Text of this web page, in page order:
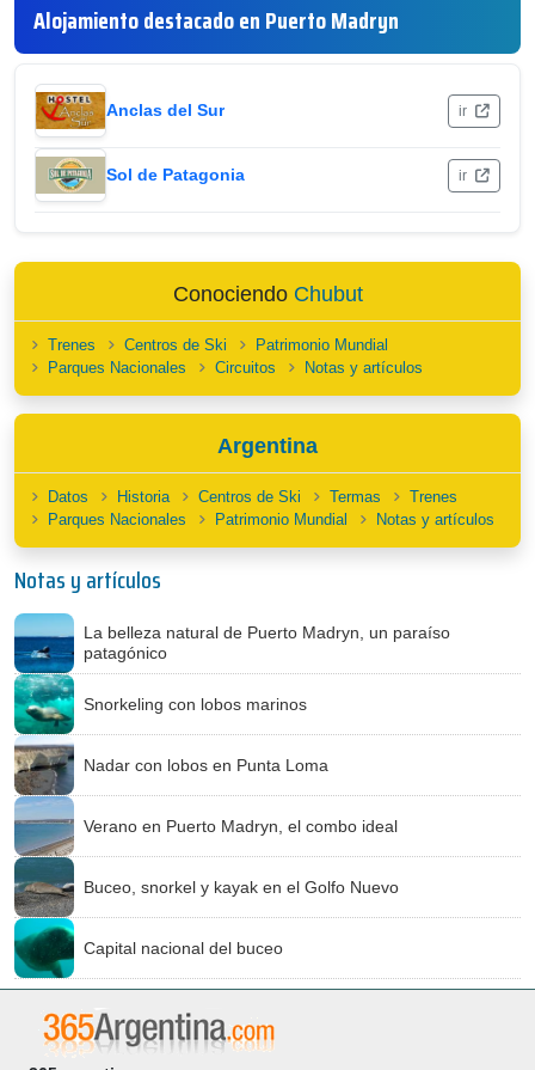
Alojamiento destacado en Puerto Madryn
Anclas del Sur ir
Sol de Patagonia ir
Conociendo Chubut
Trenes Centros de Ski
Patrimonio Mundial
Parques Nacionales
Circuitos Notas y artículos
Argentina
Datos Historia Centros de Ski Termas
Trenes
Parques Nacionales
Patrimonio Mundial Notas y artículos
Notas y artículos
La belleza natural de Puerto Madryn, un paraíso
patagónico
Snorkeling con lobos marinos
Nadar con lobos en Punta Loma
Verano en Puerto Madryn, el combo ideal
Buceo, snorkel y kayak en el Golfo Nuevo
Capital nacional del buceo